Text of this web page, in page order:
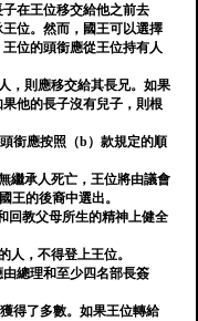
在王位移交給他之前去
位。然而，國王可以選擇
位的頭銜應從王位持有人
，則應移交給其長兄。如果
他的長子沒有兒子，則根
銜應按照（b）款規定的順
繼承人死亡，王位將由議會
王的後裔中選出。
回教父母所生的精神上健全
人，不得登上王位。
總理和至少四名部長簽
得了多數。如果王位轉給